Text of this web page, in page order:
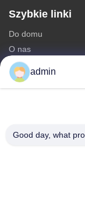
Szybkie linki
Do domu
O nas
produkty
Skontaktuj się z nami
trójkątna wieża
admin
Good day, what